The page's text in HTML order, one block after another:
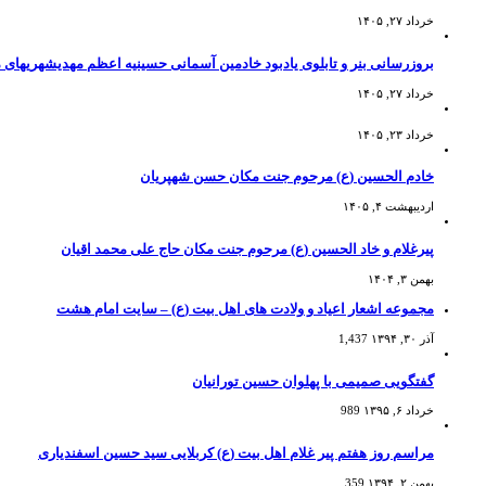
خرداد ۲۷, ۱۴۰۵
بروزرسانی بنر و تابلوی یادبود خادمین آسمانی حسینیه اعظم مهدیشهریهای
خرداد ۲۷, ۱۴۰۵
خرداد ۲۳, ۱۴۰۵
خادم الحسین (ع) مرحوم جنت مکان حسن شهپریان
اردیبهشت ۴, ۱۴۰۵
پیرغلام و خاد الحسین (ع) مرحوم جنت مکان حاج علی محمد اقیان
بهمن ۳, ۱۴۰۴
مجموعه اشعار اعیاد و ولادت های اهل بیت (ع) – سایت امام هشت
آذر ۳۰, ۱۳۹۴ 1,437
گفتگویی صمیمی با پهلوان حسین تورانیان
خرداد ۶, ۱۳۹۵ 989
مراسم روز هفتم پیر غلام اهل بیت (ع) کربلایی سید حسین اسفندیاری
بهمن ۲, ۱۳۹۴ 359